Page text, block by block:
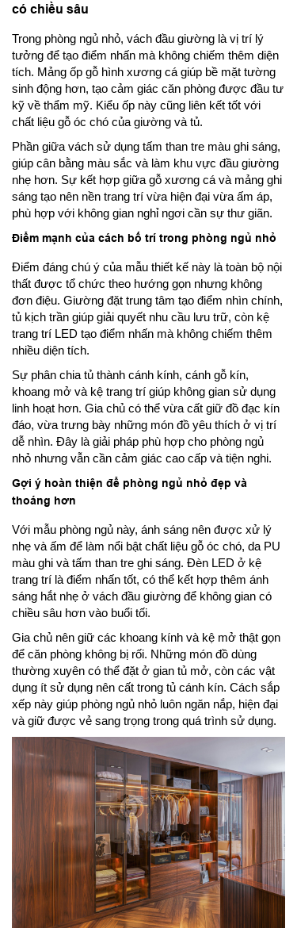
có chiều sâu
Trong phòng ngủ nhỏ, vách đầu giường là vị trí lý
tưởng để tạo điểm nhấn mà không chiếm thêm diện
tích. Mảng ốp gỗ hình xương cá giúp bề mặt tường
sinh động hơn, tạo cảm giác căn phòng được đầu tư
kỹ về thẩm mỹ. Kiểu ốp này cũng liên kết tốt với
chất liệu gỗ óc chó của giường và tủ.
Phần giữa vách sử dụng tấm than tre màu ghi sáng,
giúp cân bằng màu sắc và làm khu vực đầu giường
nhẹ hơn. Sự kết hợp giữa gỗ xương cá và mảng ghi
sáng tạo nên nền trang trí vừa hiện đại vừa ấm áp,
phù hợp với không gian nghỉ ngơi cần sự thư giãn.
Điểm mạnh của cách bố trí trong phòng ngủ nhỏ
Điểm đáng chú ý của mẫu thiết kế này là toàn bộ nội
thất được tổ chức theo hướng gọn nhưng không
đơn điệu. Giường đặt trung tâm tạo điểm nhìn chính,
tủ kịch trần giúp giải quyết nhu cầu lưu trữ, còn kệ
trang trí LED tạo điểm nhấn mà không chiếm thêm
nhiều diện tích.
Sự phân chia tủ thành cánh kính, cánh gỗ kín,
khoang mở và kệ trang trí giúp không gian sử dụng
linh hoạt hơn. Gia chủ có thể vừa cất giữ đồ đạc kín
đáo, vừa trưng bày những món đồ yêu thích ở vị trí
dễ nhìn. Đây là giải pháp phù hợp cho phòng ngủ
nhỏ nhưng vẫn cần cảm giác cao cấp và tiện nghi.
Gợi ý hoàn thiện để phòng ngủ nhỏ đẹp và
thoáng hơn
Với mẫu phòng ngủ này, ánh sáng nên được xử lý
nhẹ và ấm để làm nổi bật chất liệu gỗ óc chó, da PU
màu ghi và tấm than tre ghi sáng. Đèn LED ở kệ
trang trí là điểm nhấn tốt, có thể kết hợp thêm ánh
sáng hắt nhẹ ở vách đầu giường để không gian có
chiều sâu hơn vào buổi tối.
Gia chủ nên giữ các khoang kính và kệ mở thật gọn
để căn phòng không bị rối. Những món đồ dùng
thường xuyên có thể đặt ở gian tủ mở, còn các vật
dụng ít sử dụng nên cất trong tủ cánh kín. Cách sắp
xếp này giúp phòng ngủ nhỏ luôn ngăn nắp, hiện đại
và giữ được vẻ sang trọng trong quá trình sử dụng.